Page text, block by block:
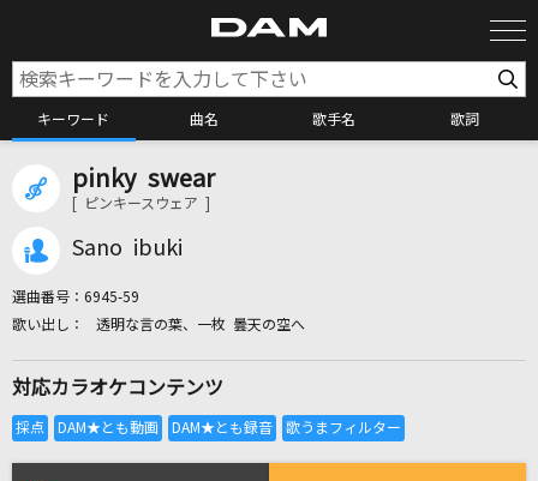
キーワード 曲名 歌手名 歌詞
カラオケ検索
全国りれき
pinky swear
[ ピンキースウェア ]
Sano ibuki
選曲番号： 6945-59
透明な言の葉、一枚 曇天の空へ
対応カラオケコンテンツ